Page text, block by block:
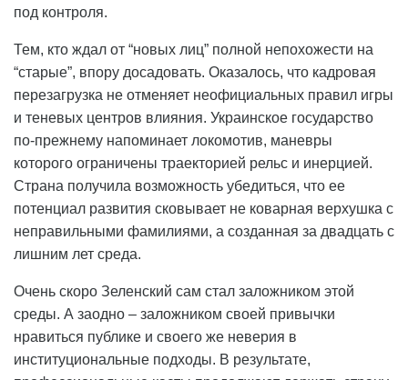
под контроля.
Тем, кто ждал от “новых лиц” полной непохожести на
“старые”, впору досадовать. Оказалось, что кадровая
перезагрузка не отменяет неофициальных правил игры
и теневых центров влияния. Украинское государство
по-прежнему напоминает локомотив, маневры
которого ограничены траекторией рельс и инерцией.
Страна получила возможность убедиться, что ее
потенциал развития сковывает не коварная верхушка с
неправильными фамилиями, а созданная за двадцать с
лишним лет среда.
Очень скоро Зеленский сам стал заложником этой
среды. А заодно – заложником своей привычки
нравиться публике и своего же неверия в
институциональные подходы. В результате,